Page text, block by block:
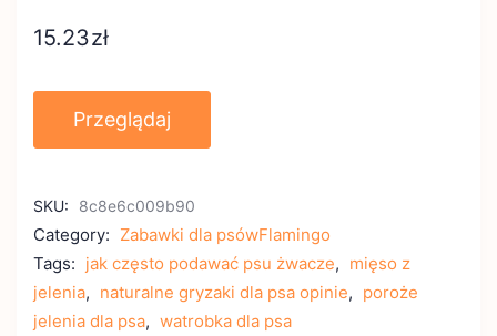
15.23zł
Przeglądaj
SKU: 8c8e6c009b90
Category: Zabawki dla psówFlamingo
Tags: jak często podawać psu żwacze, mięso z
jelenia, naturalne gryzaki dla psa opinie, poroże
jelenia dla psa, watrobka dla psa